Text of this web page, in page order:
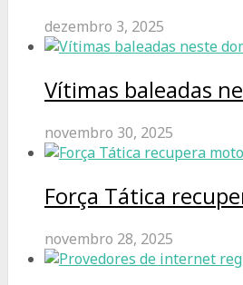
dezembro 3, 2025
Vítimas baleadas
novembro 30, 2025
Força Tática
novembro 28, 2025